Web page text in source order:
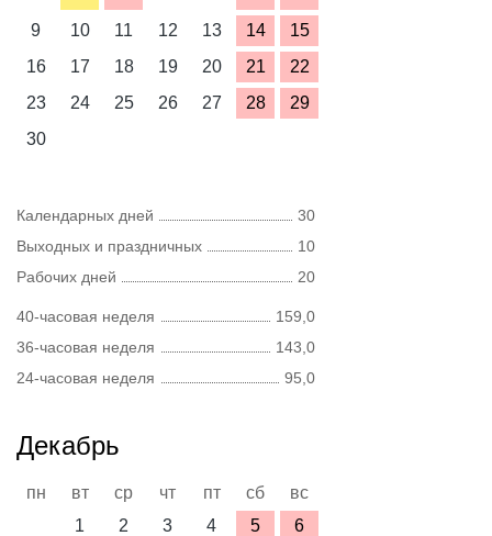
9
10 11 12 13 14
15
16
17 18 19 20 21
22
23
24 25 26 27 28
29
30
Календарных дней
30
Выходных и праздничных
10
Рабочих дней
20
40-часовая неделя
159,0
36-часовая неделя
143,0
24-часовая неделя
95,0
Декабрь
пн вт ср чт пт сб
вс
1
2 3 4 5
6